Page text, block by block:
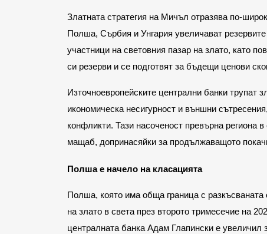
Златната стратегия на Мичъл отразява по-
Полша, Сърбия и Унгария увеличават
участници на световния пазар на злато, като
си резерви и се подготвят за бъдещи ценови
Източноевропейските централни банки трупат
икономическа несигурност и външни
конфликти. Тази насоченост превърна региона
мащаб, допринасяйки за продължаващото
Полша е начело на класацията
Полша, която има обща граница с разкъсваната
на злато в света през второто тримесечие на
централната банка Адам Глапински е